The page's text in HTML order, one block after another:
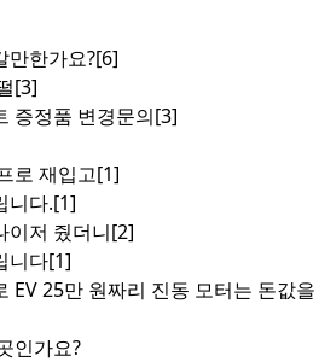
만한가요?[6]
[3]
증정품 변경문의[3]
로 재입고[1]
니다.[1]
이저 줬더니[2]
니다[1]
EV 25만 원짜리 진동 모터는 돈값을
인가요?